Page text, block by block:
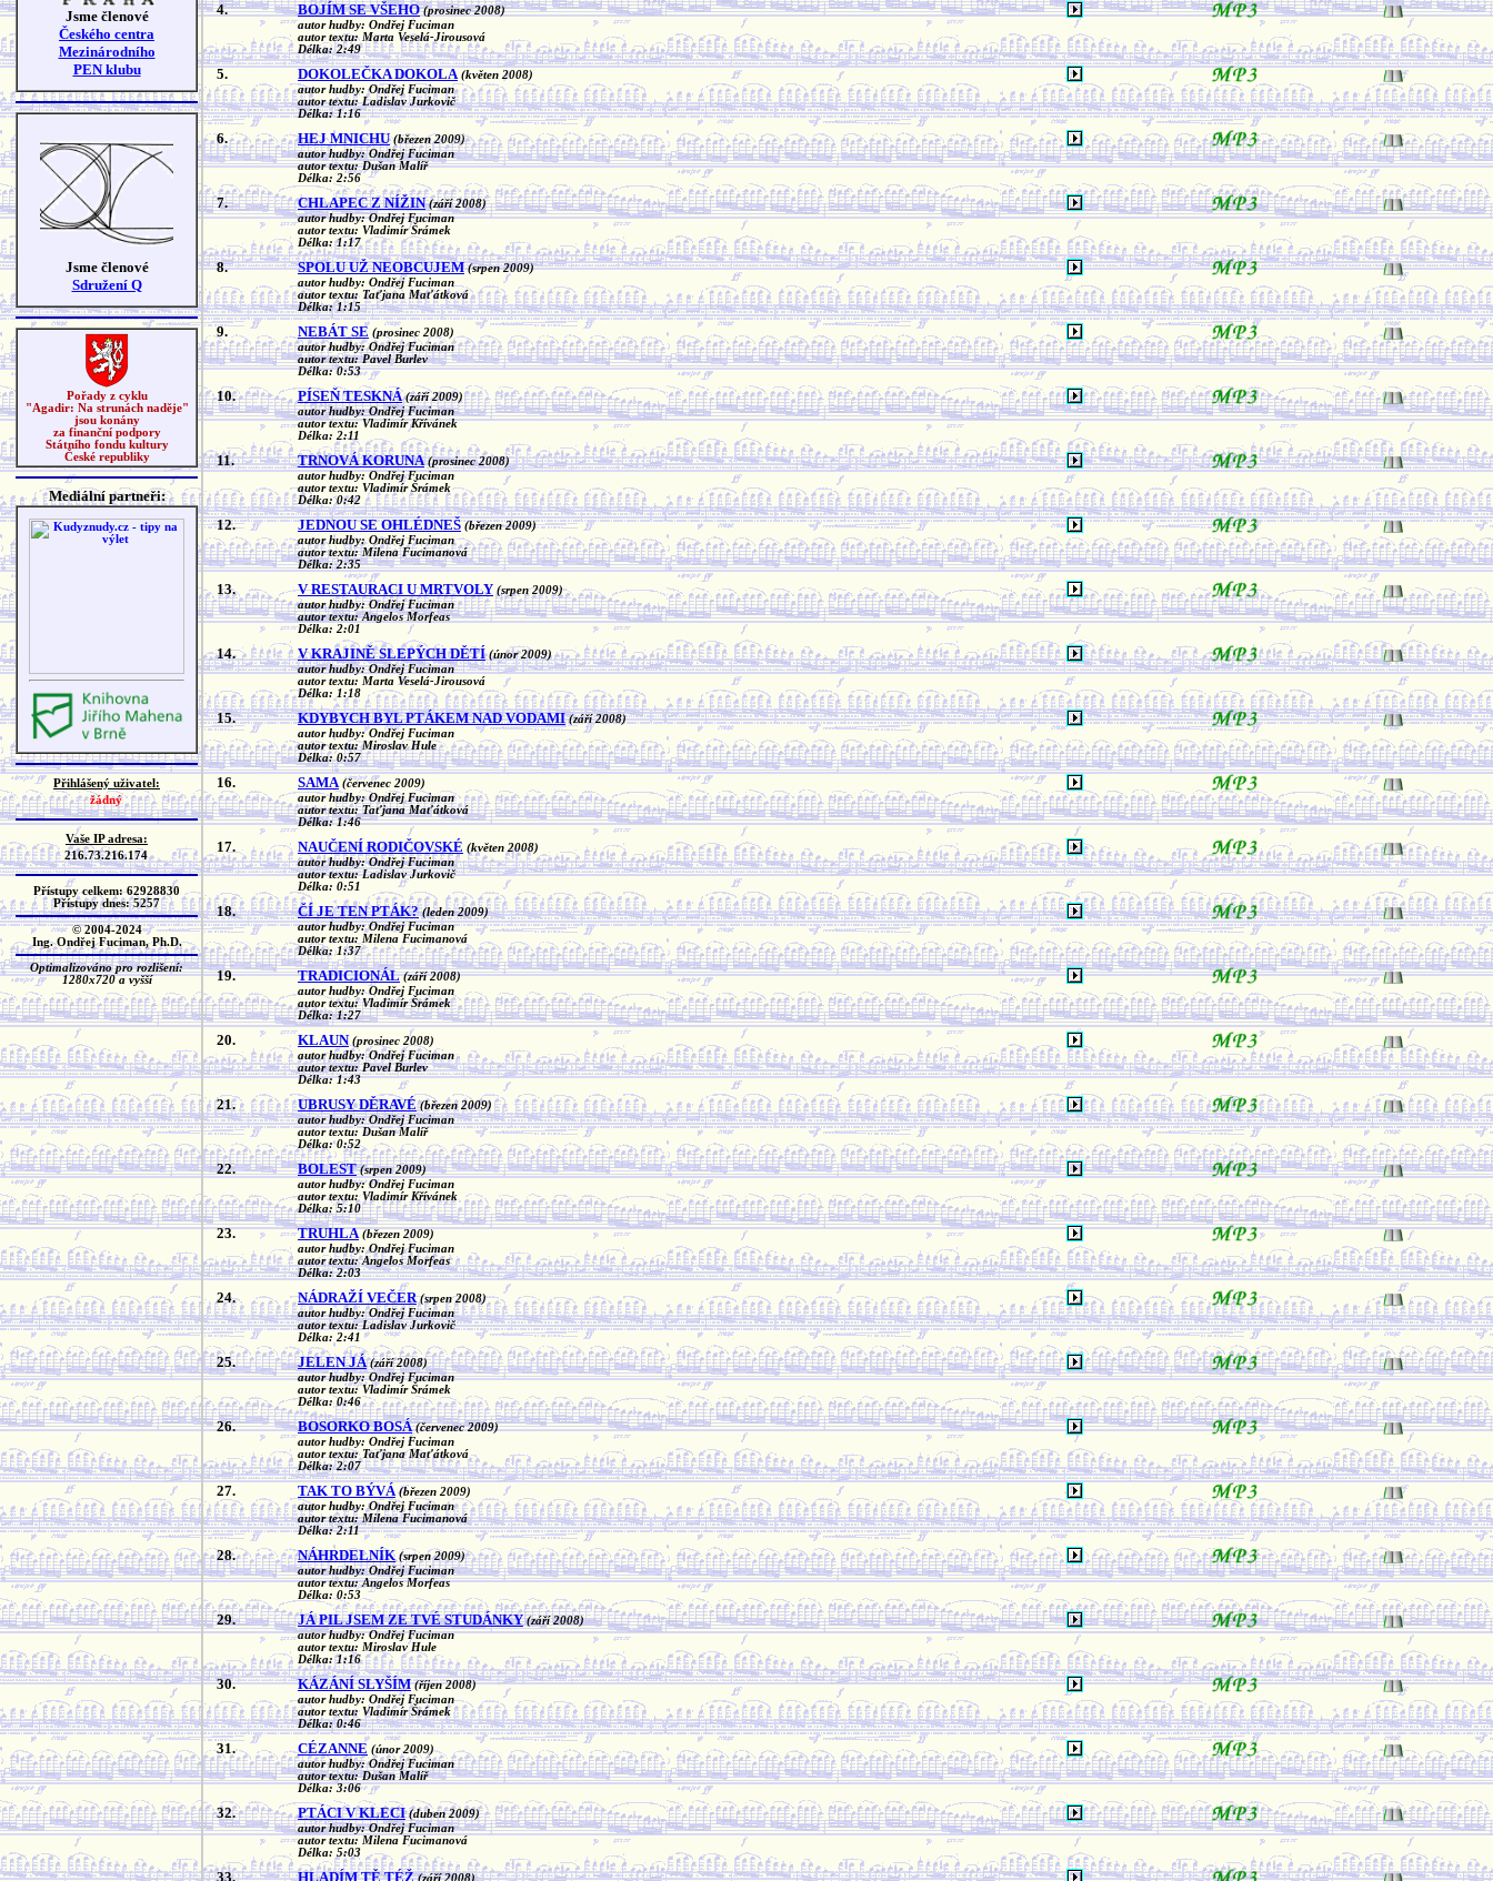
Jsme členové
Českého centra
Mezinárodního
PEN klubu
Jsme členové
Sdružení Q
Pořady z cyklu
"Agadir: Na strunách naděje"
jsou konány
za finanční podpory
Státního fondu kultury
České republiky
Mediální partneři:
Přihlášený uživatel:
žádný
Vaše IP adresa:
216.73.216.174
Přístupy celkem: 62928830
Přístupy dnes: 5257
© 2004-2024
Ing. Ondřej Fuciman, Ph.D.
Optimalizováno pro rozlišení:
1280x720 a vyšší
4. BOJÍM SE VŠEHO (prosinec 2008)
autor hudby: Ondřej Fuciman
autor textu: Marta Veselá-Jirousová
Délka: 2:49
5. DOKOLEČKA DOKOLA (květen 2008)
autor hudby: Ondřej Fuciman
autor textu: Ladislav Jurkovič
Délka: 1:16
6. HEJ MNICHU (březen 2009)
autor hudby: Ondřej Fuciman
autor textu: Dušan Malíř
Délka: 2:56
7. CHLAPEC Z NÍŽIN (září 2008)
autor hudby: Ondřej Fuciman
autor textu: Vladimír Šrámek
Délka: 1:17
8. SPOLU UŽ NEOBCUJEM (srpen 2009)
autor hudby: Ondřej Fuciman
autor textu: Taťjana Maťátková
Délka: 1:15
9. NEBÁT SE (prosinec 2008)
autor hudby: Ondřej Fuciman
autor textu: Pavel Burlev
Délka: 0:53
10. PÍSEŇ TESKNÁ (září 2009)
autor hudby: Ondřej Fuciman
autor textu: Vladimír Křívánek
Délka: 2:11
11. TRNOVÁ KORUNA (prosinec 2008)
autor hudby: Ondřej Fuciman
autor textu: Vladimír Šrámek
Délka: 0:42
12. JEDNOU SE OHLÉDNEŠ (březen 2009)
autor hudby: Ondřej Fuciman
autor textu: Milena Fucimanová
Délka: 2:35
13. V RESTAURACI U MRTVOLY (srpen 2009)
autor hudby: Ondřej Fuciman
autor textu: Angelos Morfeas
Délka: 2:01
14. V KRAJINĚ SLEPÝCH DĚTÍ (únor 2009)
autor hudby: Ondřej Fuciman
autor textu: Marta Veselá-Jirousová
Délka: 1:18
15. KDYBYCH BYL PTÁKEM NAD VODAMI (září 2008)
autor hudby: Ondřej Fuciman
autor textu: Miroslav Hule
Délka: 0:57
16. SAMA (červenec 2009)
autor hudby: Ondřej Fuciman
autor textu: Taťjana Maťátková
Délka: 1:46
17. NAUČENÍ RODIČOVSKÉ (květen 2008)
autor hudby: Ondřej Fuciman
autor textu: Ladislav Jurkovič
Délka: 0:51
18. ČÍ JE TEN PTÁK? (leden 2009)
autor hudby: Ondřej Fuciman
autor textu: Milena Fucimanová
Délka: 1:37
19. TRADICIONÁL (září 2008)
autor hudby: Ondřej Fuciman
autor textu: Vladimír Šrámek
Délka: 1:27
20. KLAUN (prosinec 2008)
autor hudby: Ondřej Fuciman
autor textu: Pavel Burlev
Délka: 1:43
21. UBRUSY DĚRAVÉ (březen 2009)
autor hudby: Ondřej Fuciman
autor textu: Dušan Malíř
Délka: 0:52
22. BOLEST (srpen 2009)
autor hudby: Ondřej Fuciman
autor textu: Vladimír Křívánek
Délka: 5:10
23. TRUHLA (březen 2009)
autor hudby: Ondřej Fuciman
autor textu: Angelos Morfeas
Délka: 2:03
24. NÁDRAŽÍ VEČER (srpen 2008)
autor hudby: Ondřej Fuciman
autor textu: Ladislav Jurkovič
Délka: 2:41
25. JELEN JÁ (září 2008)
autor hudby: Ondřej Fuciman
autor textu: Vladimír Šrámek
Délka: 0:46
26. BOSORKO BOSÁ (červenec 2009)
autor hudby: Ondřej Fuciman
autor textu: Taťjana Maťátková
Délka: 2:07
27. TAK TO BÝVÁ (březen 2009)
autor hudby: Ondřej Fuciman
autor textu: Milena Fucimanová
Délka: 2:11
28. NÁHRDELNÍK (srpen 2009)
autor hudby: Ondřej Fuciman
autor textu: Angelos Morfeas
Délka: 0:53
29. JÁ PIL JSEM ZE TVÉ STUDÁNKY (září 2008)
autor hudby: Ondřej Fuciman
autor textu: Miroslav Hule
Délka: 1:16
30. KÁZÁNÍ SLYŠÍM (říjen 2008)
autor hudby: Ondřej Fuciman
autor textu: Vladimír Šrámek
Délka: 0:46
31. CÉZANNE (únor 2009)
autor hudby: Ondřej Fuciman
autor textu: Dušan Malíř
Délka: 3:06
32. PTÁCI V KLECI (duben 2009)
autor hudby: Ondřej Fuciman
autor textu: Milena Fucimanová
Délka: 5:03
33. HLADÍM TĚ TÉŽ (září 2008)